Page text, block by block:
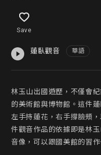
Save
蓮臥觀音 華語
林玉山出國遊歷，不僅會
的美術館與博物館。這件
左手持蓮花，右手撐臉頰
件觀音作品的依據即是林
音像，可以跟國美館的習作